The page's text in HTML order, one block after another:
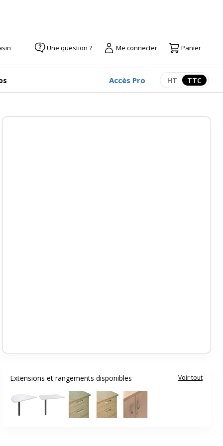
Une question ? Me connecter Panier
Accès Pro Afficher les
HT TTC
Extensions et rangements disponibles
Voir tout